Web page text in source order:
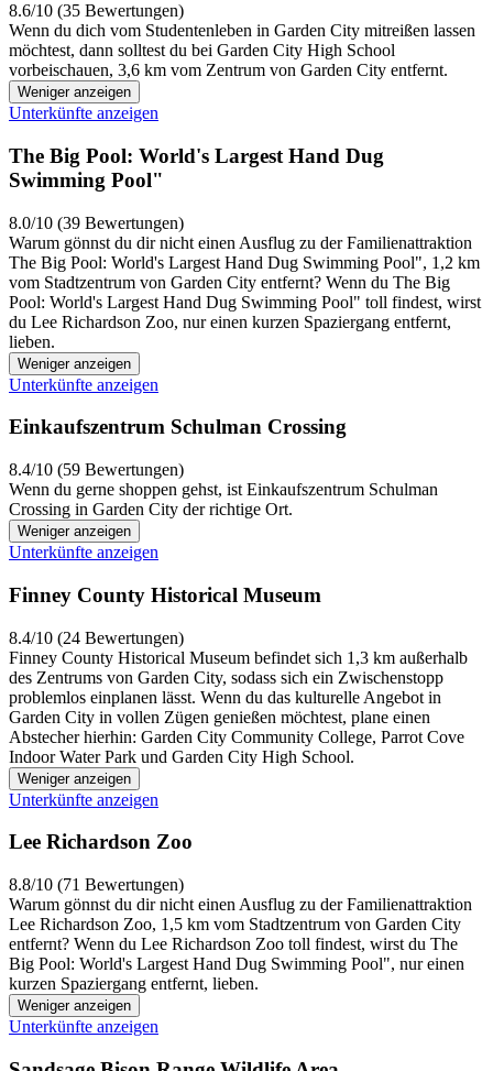
8.6/10 (35 Bewertungen)
Wenn du dich vom Studentenleben in Garden City mitreißen lassen
möchtest, dann solltest du bei Garden City High School
vorbeischauen, 3,6 km vom Zentrum von Garden City entfernt.
Weniger anzeigen
Unterkünfte anzeigen
The Big Pool: World's Largest Hand Dug
Swimming Pool"
8.0/10 (39 Bewertungen)
Warum gönnst du dir nicht einen Ausflug zu der Familienattraktion
The Big Pool: World's Largest Hand Dug Swimming Pool", 1,2 km
vom Stadtzentrum von Garden City entfernt? Wenn du The Big
Pool: World's Largest Hand Dug Swimming Pool" toll findest, wirst
du Lee Richardson Zoo, nur einen kurzen Spaziergang entfernt,
lieben.
Weniger anzeigen
Unterkünfte anzeigen
Einkaufszentrum Schulman Crossing
8.4/10 (59 Bewertungen)
Wenn du gerne shoppen gehst, ist Einkaufszentrum Schulman
Crossing in Garden City der richtige Ort.
Weniger anzeigen
Unterkünfte anzeigen
Finney County Historical Museum
8.4/10 (24 Bewertungen)
Finney County Historical Museum befindet sich 1,3 km außerhalb
des Zentrums von Garden City, sodass sich ein Zwischenstopp
problemlos einplanen lässt. Wenn du das kulturelle Angebot in
Garden City in vollen Zügen genießen möchtest, plane einen
Abstecher hierhin: Garden City Community College, Parrot Cove
Indoor Water Park und Garden City High School.
Weniger anzeigen
Unterkünfte anzeigen
Lee Richardson Zoo
8.8/10 (71 Bewertungen)
Warum gönnst du dir nicht einen Ausflug zu der Familienattraktion
Lee Richardson Zoo, 1,5 km vom Stadtzentrum von Garden City
entfernt? Wenn du Lee Richardson Zoo toll findest, wirst du The
Big Pool: World's Largest Hand Dug Swimming Pool", nur einen
kurzen Spaziergang entfernt, lieben.
Weniger anzeigen
Unterkünfte anzeigen